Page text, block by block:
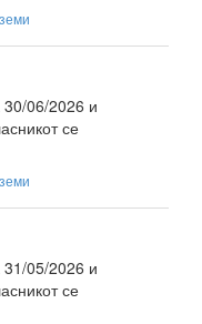
30/06/2026 и
се
31/05/2026 и
се